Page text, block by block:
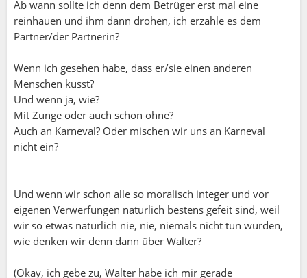
Ab wann sollte ich denn dem Betrüger erst mal eine
reinhauen und ihm dann drohen, ich erzähle es dem
Partner/der Partnerin?
Wenn ich gesehen habe, dass er/sie einen anderen
Menschen küsst?
Und wenn ja, wie?
Mit Zunge oder auch schon ohne?
Auch an Karneval? Oder mischen wir uns an Karneval
nicht ein?
Und wenn wir schon alle so moralisch integer und vor
eigenen Verwerfungen natürlich bestens gefeit sind, weil
wir so etwas natürlich nie, nie, niemals nicht tun würden,
wie denken wir denn dann über Walter?
(Okay, ich gebe zu, Walter habe ich mir gerade